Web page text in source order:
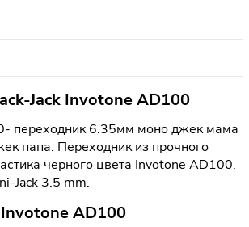
Jack Invotone AD100
переходник 6.35мм моно джек мама
папа. Переходник из прочного
черного цвета Invotone AD100.
Jack 3.5 mm.
AD100